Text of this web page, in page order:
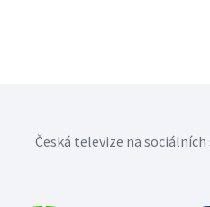
Česká televize na